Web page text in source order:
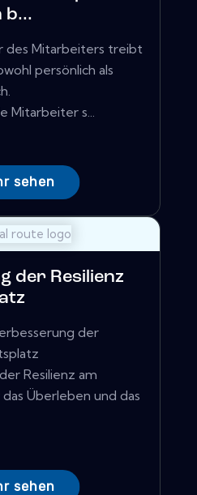
b...
des Mitarbeiters treibt
persönlich als
Mitarbeiter s...
sehen
der Resilienz
der
Resilienz am
Überleben und das
sehen